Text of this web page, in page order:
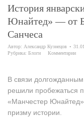
История
Юнайтед» — от
Санчеса
Автор: Александр Кузнецов
Рубрика: Блоги Комментарии
В связи
решили пробежаться
«Манчестер Юнайтед»
призму истории.